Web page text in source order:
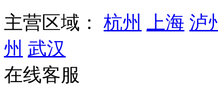
主营区域： 杭州 上海 泸
州 武汉
在线客服